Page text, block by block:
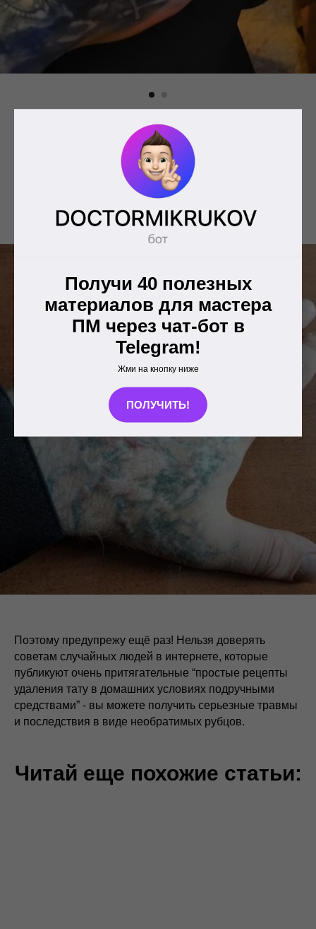
Получи 40 полезных
материалов для мастера
ПМ через чат-бот в
Telegram!
Жми на кнопку ниже
ПОЛУЧИТЬ!
А теперь посмотрите на результат такого “домашнего
удаления тату” и подумайте, нужен вам такой трешак?
И тату не удалили, и рубцы получили на всю
Поэтому предупрежу ещё раз! Нельзя доверять
советам случайных людей в интернете, которые
публикуют очень притягательные “простые рецепты
удаления тату в домашних условиях подручными
средствами” - вы можете получить серьезные травмы
и последствия в виде необратимых рубцов.
Читай еще похожие статьи: